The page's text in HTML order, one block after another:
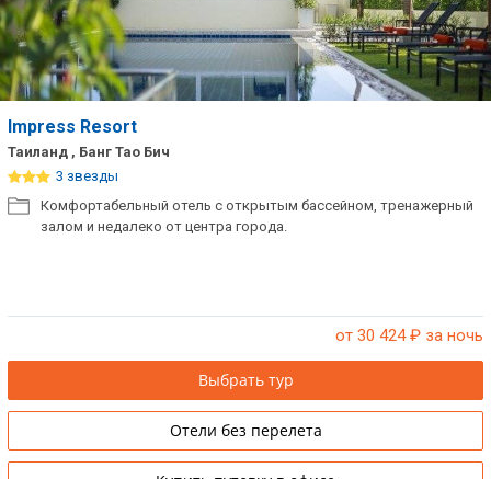
Impress Resort
Таиланд , Банг Тао Бич
3 звезды
Комфортабельный отель с открытым бассейном, тренажерный
залом и недалеко от центра города.
от 30 424₽ за ночь
Выбрать тур
Отели без перелета